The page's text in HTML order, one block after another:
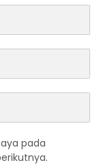
pada